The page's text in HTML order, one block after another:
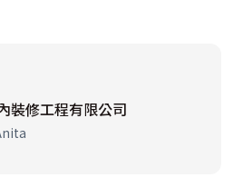
裝修工程有限公司